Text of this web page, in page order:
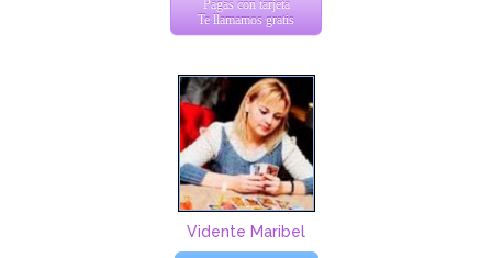
Pagas con tarjeta
Te llamamos gratis
Vidente Maribel